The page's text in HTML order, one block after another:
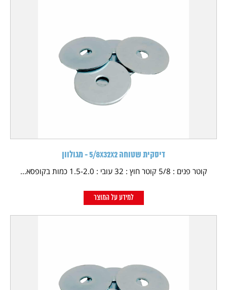
דיסקית שטוחה 5/8X32X2 - מגולוון
קוטר פנים : 5/8 קוטר חוץ : 32 עובי : 1.5-2.0 כמות בקופסא...
למידע על המוצר